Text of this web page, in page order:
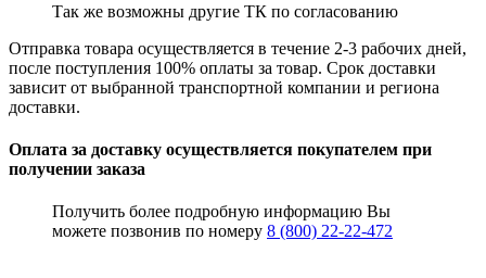
Так же возможны другие ТК по согласованию
Отправка товара осуществляется в течение 2-3 рабочих дней,
после поступления 100% оплаты за товар. Срок доставки
зависит от выбранной транспортной компании и региона
доставки.
Оплата за доставку осуществляется покупателем при
получении заказа
Получить более подробную информацию Вы
можете позвонив по номеру 8 (800) 22-22-472